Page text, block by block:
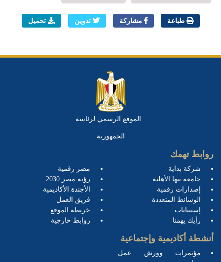
طباعة مشاركة تدوين تحميل
الموقع الرسمي لرئاسة
الجمهورية
روابط تهمك
شركة بداية
جامعة بنها الأهلية
إصدارات رقمية
الوسائط المتعددة
إستبيانات
رأيك يهمنا
مصر رقمية
رؤية مصر 2030
الأجندة الأكاديمية
فريق العمل
خريطة الموقع
روابط خارجية
أنشطة أكاديمية وإجتماعية
مؤتمرات وورش عمل